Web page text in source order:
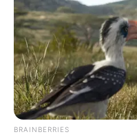
BRAINBERRIES